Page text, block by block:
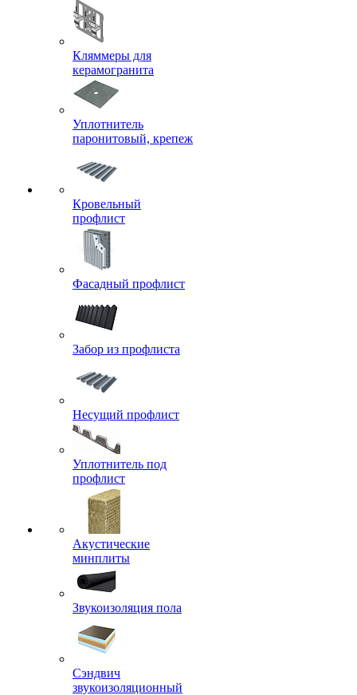
Кляммеры для
керамогранита
Уплотнитель
паронитовый, крепеж
Кровельный
профлист
Фасадный профлист
Забор из профлиста
Несущий профлист
Уплотнитель под
профлист
Акустические
минплиты
Звукоизоляция пола
Сэндвич
звукоизоляционный